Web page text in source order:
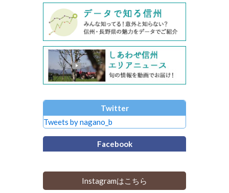
Twitter
Tweets by nagano_b
Facebook
Instagramはこちら